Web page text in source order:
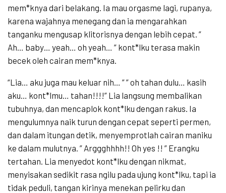
mem*knya dari belakang. Ia mau orgasme lagi, rupanya,
karena wajahnya menegang dan ia mengarahkan
tanganku mengusap klitorisnya dengan lebih cepat. ”
Ah… baby… yeah… oh yeah… ” kont*lku terasa makin
becek oleh cairan mem*knya.
“Lia… aku juga mau keluar nih… ” ” oh tahan dulu… kasih
aku… kont*lmu… tahan!!!!” Lia langsung membalikan
tubuhnya, dan mencaplok kont*lku dengan rakus. Ia
mengulumnya naik turun dengan cepat seperti permen,
dan dalam itungan detik, menyemprotlah cairan maniku
ke dalam mulutnya. ” Arggghhhh!! Oh yes !! ” Erangku
tertahan. Lia menyedot kont*lku dengan nikmat,
menyisakan sedikit rasa ngilu pada ujung kont*lku, tapi ia
tidak peduli, tangan kirinya menekan pelirku dan